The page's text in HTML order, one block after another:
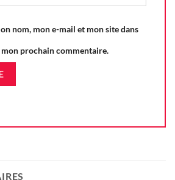
nom, mon e-mail et mon site dans
prochain commentaire.